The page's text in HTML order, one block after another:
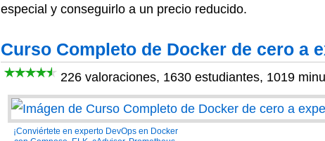
especial y conseguirlo a un precio reducido.
Curso Completo de Docker de cero a
226 valoraciones, 1630 estudiantes, 1019
¡Conviértete en experto DevOps en Docker